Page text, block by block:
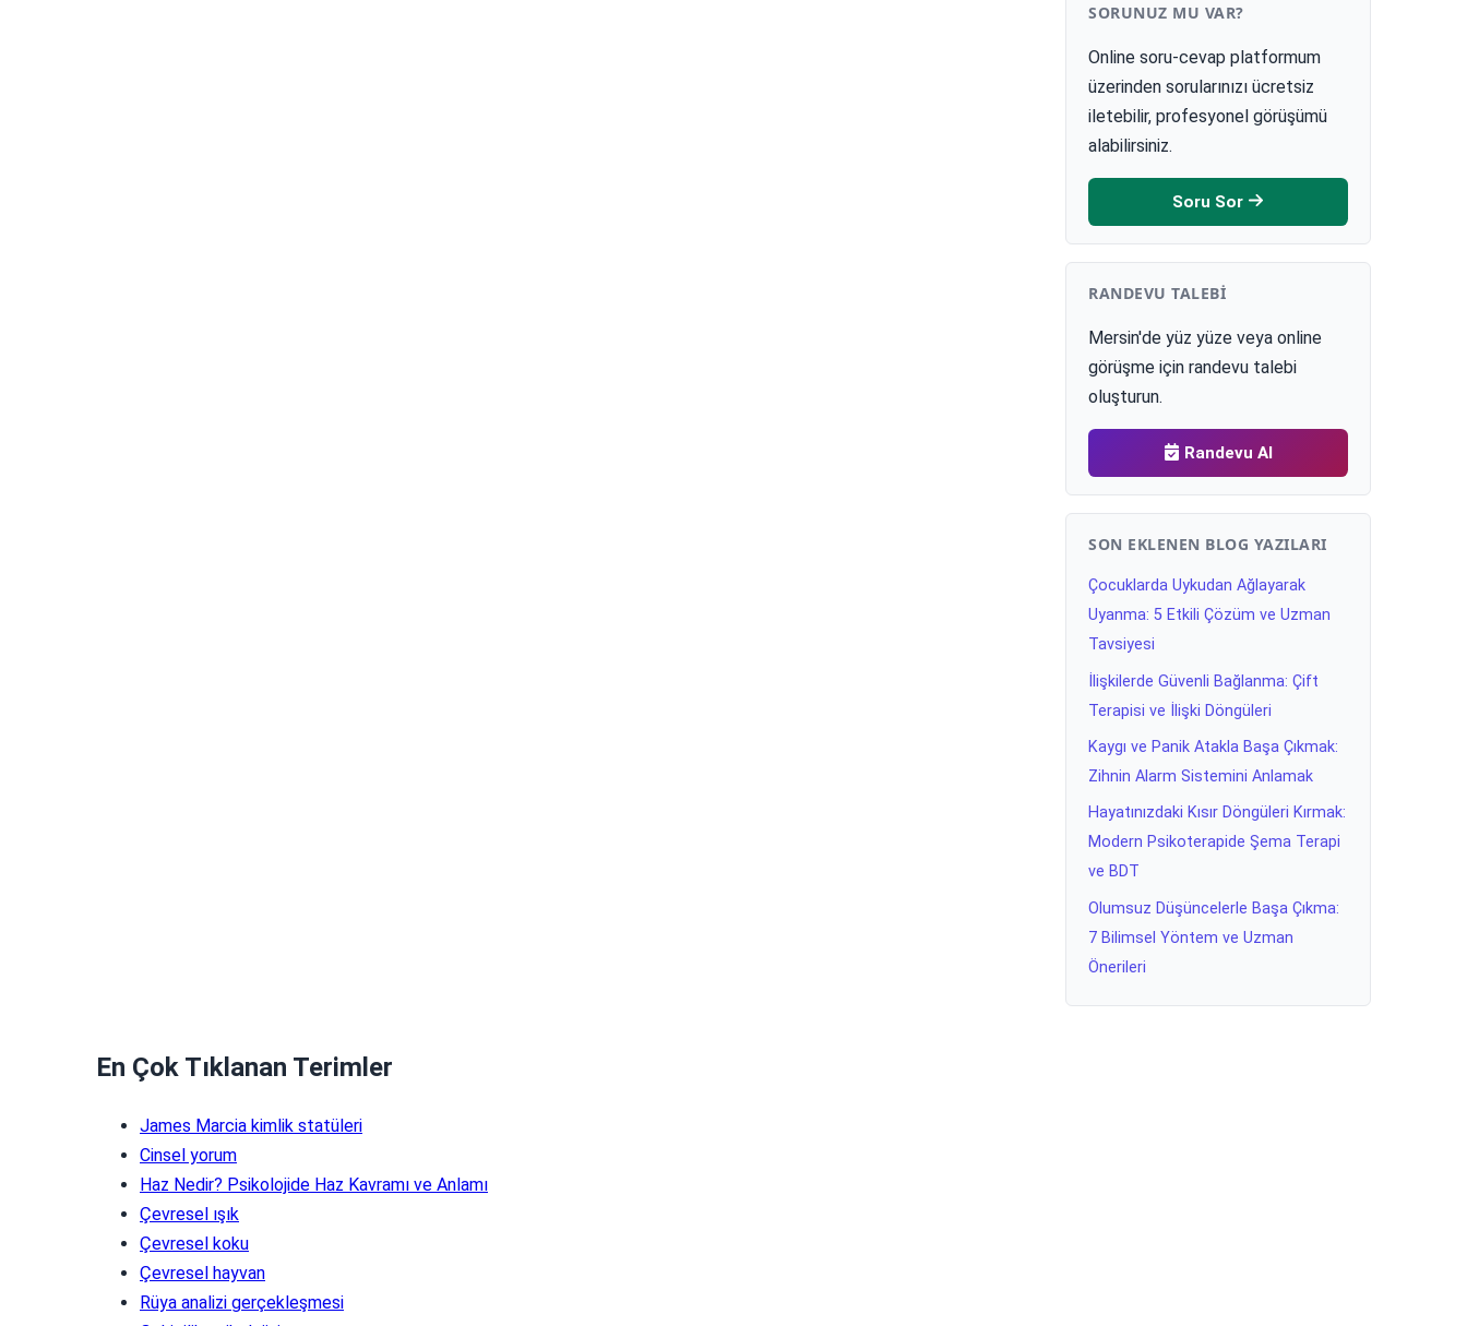
SORUNUZ MU VAR?
Online soru-cevap platformum
üzerinden sorularınızı ücretsiz
iletebilir, profesyonel görüşümü
alabilirsiniz.
Soru Sor
RANDEVU TALEBI
Mersin'de yüz yüze veya online
görüşme için randevu talebi
oluşturun.
Randevu Al
SON EKLENEN BLOG YAZILARI
Çocuklarda Uykudan Ağlayarak
Uyanma: 5 Etkili Çözüm ve Uzman
Tavsiyesi
İlişkilerde Güvenli Bağlanma: Çift
Terapisi ve İlişki Döngüleri
Kaygı ve Panik Atakla Başa Çıkmak:
Zihnin Alarm Sistemini Anlamak
Hayatınızdaki Kısır Döngüleri Kırmak:
Modern Psikoterapide Şema Terapi
ve BDT
Olumsuz Düşüncelerle Başa Çıkma:
7 Bilimsel Yöntem ve Uzman
Önerileri
En Çok Tıklanan Terimler
James Marcia kimlik statüleri
Cinsel yorum
Haz Nedir? Psikolojide Haz Kavramı ve Anlamı
Çevresel ışık
Çevresel koku
Çevresel hayvan
Rüya analizi gerçekleşmesi